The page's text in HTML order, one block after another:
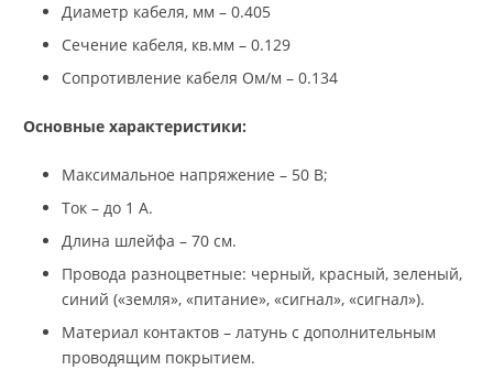
Диаметр кабеля, мм – 0.405
Сечение кабеля, кв.мм – 0.129
Сопротивление кабеля Ом/м – 0.134
Основные характеристики:
Максимальное напряжение – 50 В;
Ток – до 1 А.
Длина шлейфа – 70 см.
Провода разноцветные: черный, красный, зеленый,
синий («земля», «питание», «сигнал», «сигнал»).
Материал контактов – латунь с дополнительным
проводящим покрытием.